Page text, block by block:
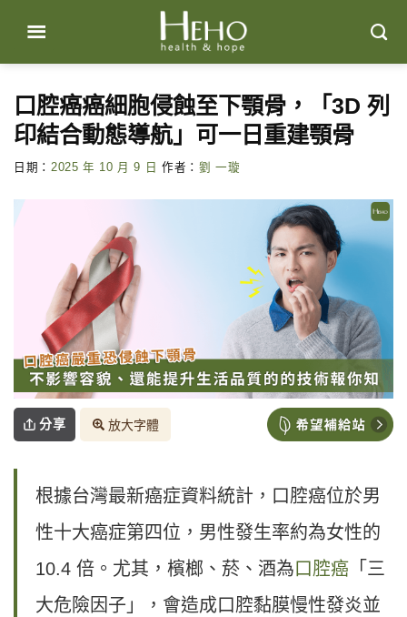
content
口腔癌癌細胞侵蝕至下顎骨，「3D 列
印結合動態導航」可一日重建顎骨
日期： 2025 年 10 月 9 日 作者： 劉 一璇
分享 放大字體
根據台灣最新癌症資料統計，口腔癌位於男
性十大癌症第四位，男性發生率約為女性的
10.4 倍。尤其，檳榔、菸、酒為 口腔癌 「三
大危險因子」，會造成口腔黏膜慢性發炎並